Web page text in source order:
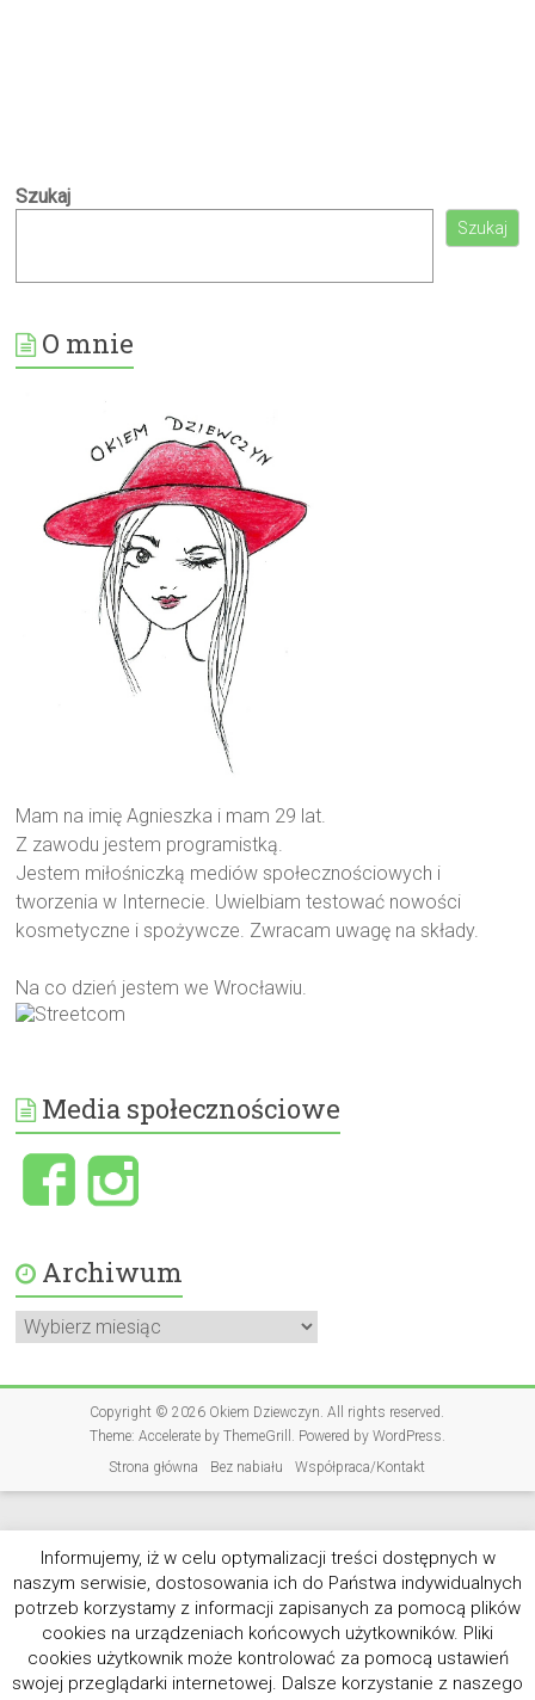
Szukaj
Szukaj
O mnie
Mam na imię Agnieszka i mam 29 lat.
Z zawodu jestem programistką.
Jestem miłośniczką mediów społecznościowych i
tworzenia w Internecie. Uwielbiam testować nowości
kosmetyczne i spożywcze. Zwracam uwagę na składy.
Na co dzień jestem we Wrocławiu.
Media społecznościowe
Archiwum
Archiwum
Copyright © 2026 Okiem Dziewczyn. All rights reserved.
Theme: Accelerateby ThemeGrill. Powered by WordPress.
Strona główna
Bez nabiału Współpraca/Kontakt
Informujemy, iż w celu optymalizacji treści dostępnych w
naszym serwisie, dostosowania ich do Państwa indywidualnych
potrzeb korzystamy z informacji zapisanych za pomocą plików
cookies na urządzeniach końcowych użytkowników. Pliki
cookies użytkownik może kontrolować za pomocą ustawień
swojej przeglądarki internetowej. Dalsze korzystanie z naszego